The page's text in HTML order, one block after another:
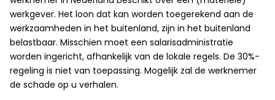
werkgever. Het loon dat kan worden toegerekend aan de
werkzaamheden in het buitenland, zijn in het buitenland
belastbaar. Misschien moet een salarisadministratie
worden ingericht, afhankelijk van de lokale regels. De 30%-
regeling is niet van toepassing. Mogelijk zal de werknemer
de schade op u verhalen.